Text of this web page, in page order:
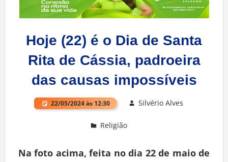
Hoje (22) é o Dia de Santa
Rita de Cássia, padroeira
das causas impossíveis
22/05/2024 às 12:30 Silvério Alves
Religião
Na foto acima, feita no dia 22 de maio de